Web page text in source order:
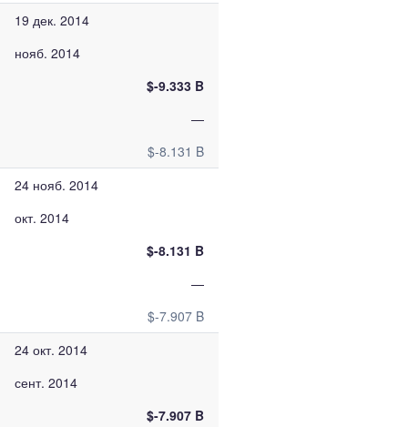
19 дек. 2014
нояб. 2014
$-9.333 B
—
$-8.131 B
24 нояб. 2014
окт. 2014
$-8.131 B
—
$-7.907 B
24 окт. 2014
сент. 2014
$-7.907 B